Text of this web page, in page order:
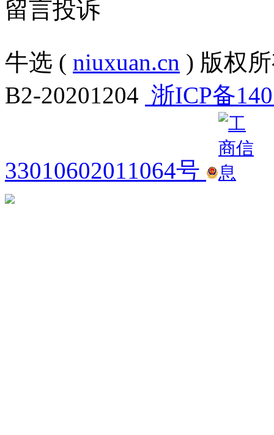
留言投诉
牛选 ( niuxuan.cn ) 版权
B2-20201204 浙ICP备
33010602011064号